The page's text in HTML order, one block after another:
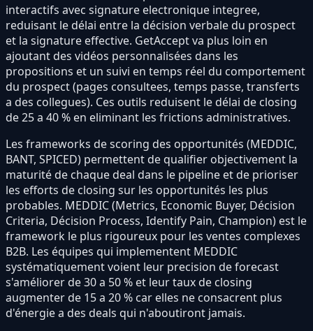
interactifs avec signature electronique integree,
reduisant le délai entre la décision verbale du prospect
et la signature effective. GetAccept va plus loin en
ajoutant des vidéos personnalisées dans les
propositions et un suivi en temps réel du comportement
du prospect (pages consultees, temps passe, transferts
a des collegues). Ces outils reduisent le délai de closing
de 25 a 40 % en eliminant les frictions administratives.
Les frameworks de scoring des opportunités (MEDDIC,
BANT, SPICED) permettent de qualifier objectivement la
maturité de chaque deal dans le pipeline et de prioriser
les efforts de closing sur les opportunités les plus
probables. MEDDIC (Metrics, Economic Buyer, Décision
Criteria, Décision Process, Identify Pain, Champion) est le
framework le plus rigoureux pour les ventes complexes
B2B. Les équipes qui implementent MEDDIC
systématiquement voient leur precision de forecast
s'améliorer de 30 a 50 % et leur taux de closing
augmenter de 15 a 20 % car elles ne consacrent plus
d'énergie a des deals qui n'aboutiront jamais.